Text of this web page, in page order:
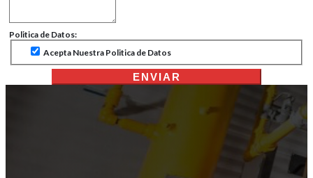
Politica de Datos:
Acepta Nuestra Politica de Datos
ENVIAR